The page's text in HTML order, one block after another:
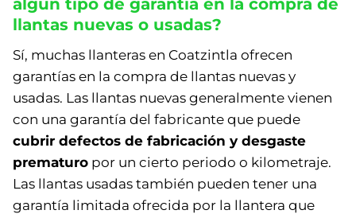
algún tipo de garantía en la compra de
llantas nuevas o usadas?
Sí, muchas llanteras en Coatzintla ofrecen
garantías en la compra de llantas nuevas y
usadas. Las llantas nuevas generalmente vienen
con una garantía del fabricante que puede
cubrir defectos de fabricación y desgaste
prematuro por un cierto periodo o kilometraje.
Las llantas usadas también pueden tener una
garantía limitada ofrecida por la llantera que